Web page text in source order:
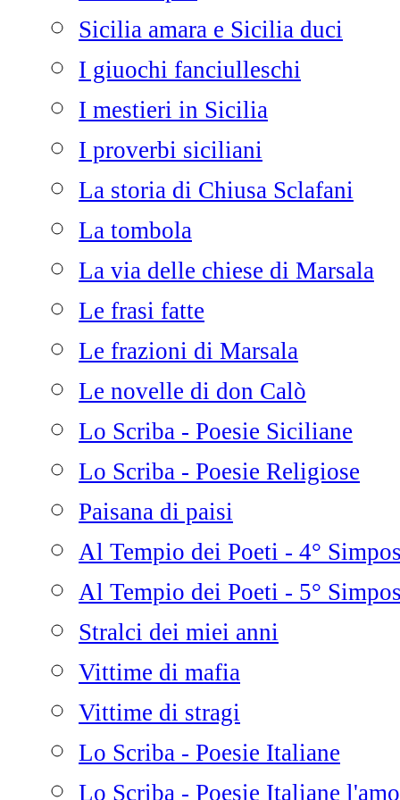
Sicilia amara e Sicilia duci
I giuochi fanciulleschi
I mestieri in Sicilia
I proverbi siciliani
La storia di Chiusa Sclafani
La tombola
La via delle chiese di Marsala
Le frasi fatte
Le frazioni di Marsala
Le novelle di don Calò
Lo Scriba - Poesie Siciliane
Lo Scriba - Poesie Religiose
Paisana di paisi
Al Tempio dei Poeti - 4°
Al Tempio dei Poeti - 5°
Stralci dei miei anni
Vittime di mafia
Vittime di stragi
Lo Scriba - Poesie Italiane
Lo Scriba - Poesie Italiane